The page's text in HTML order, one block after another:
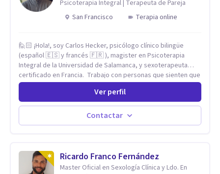
Psicoterapia Integral | Terapeuta de Pareja
San Francisco
Terapia online
🙋🏻 ¡Hola!, soy Carlos Hecker, psicólogo clínico bilingüe
(español 🇪🇸 y francés 🇫🇷 ), magister en Psicoterapia
Integral de la Universidad de Salamanca, y sexoterapeuta
certificado en Francia. Trabajo con personas que sienten que
algo en su vida dejó de calzar: ansiedad que se desborda,
tristeza que no se va, duelos que se alargan, relaciones que
repiten el mismo patrón o preguntas en torno a la sexualidad
y la identidad que necesitan un espacio seguro para ser
habladas. Mi orientación teórica integra una mirada
contigo, con las demás personas y con tu entorno. Además
de mi formación en psicoterapia, cuento con especialización
Ver perfil
Contactar
Ricardo Franco Fernández
Master Oficial en Sexología Clínica y Ldo. En